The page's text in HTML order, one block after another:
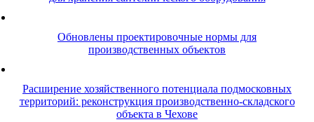
Обновлены проектировочные нормы для
производственных объектов
Расширение хозяйственного потенциала подмосковных
территорий: реконструкция производственно-складского
объекта в Чехове